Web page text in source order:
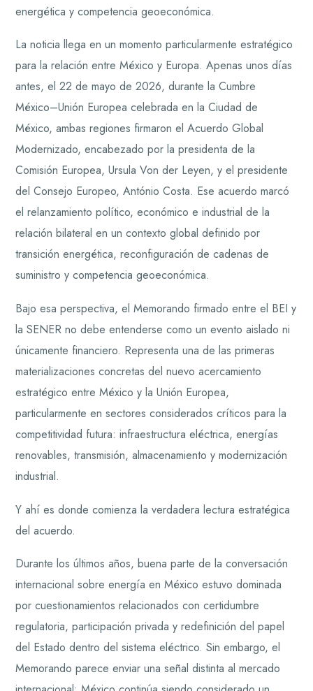
energética y competencia geoeconómica.
La noticia llega en un momento particularmente estratégico
para la relación entre México y Europa. Apenas unos días
antes, el 22 de mayo de 2026, durante la Cumbre
México–Unión Europea celebrada en la Ciudad de
México, ambas regiones firmaron el Acuerdo Global
Modernizado, encabezado por la presidenta de la
Comisión Europea, Ursula Von der Leyen, y el presidente
del Consejo Europeo, António Costa. Ese acuerdo marcó
el relanzamiento político, económico e industrial de la
relación bilateral en un contexto global definido por
transición energética, reconfiguración de cadenas de
suministro y competencia geoeconómica.
Bajo esa perspectiva, el Memorando firmado entre el BEI y
la SENER no debe entenderse como un evento aislado ni
únicamente financiero. Representa una de las primeras
materializaciones concretas del nuevo acercamiento
estratégico entre México y la Unión Europea,
particularmente en sectores considerados críticos para la
competitividad futura: infraestructura eléctrica, energías
renovables, transmisión, almacenamiento y modernización
industrial.
Y ahí es donde comienza la verdadera lectura estratégica
del acuerdo.
Durante los últimos años, buena parte de la conversación
internacional sobre energía en México estuvo dominada
por cuestionamientos relacionados con certidumbre
regulatoria, participación privada y redefinición del papel
del Estado dentro del sistema eléctrico. Sin embargo, el
Memorando parece enviar una señal distinta al mercado